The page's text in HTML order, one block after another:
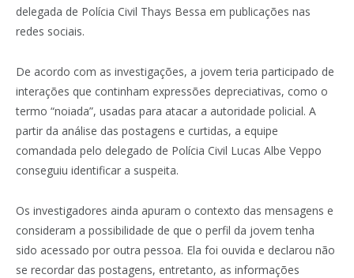
delegada de Polícia Civil Thays Bessa em publicações nas
redes sociais.
De acordo com as investigações, a jovem teria participado de
interações que continham expressões depreciativas, como o
termo “noiada”, usadas para atacar a autoridade policial. A
partir da análise das postagens e curtidas, a equipe
comandada pelo delegado de Polícia Civil Lucas Albe Veppo
conseguiu identificar a suspeita.
Os investigadores ainda apuram o contexto das mensagens e
consideram a possibilidade de que o perfil da jovem tenha
sido acessado por outra pessoa. Ela foi ouvida e declarou não
se recordar das postagens, entretanto, as informações